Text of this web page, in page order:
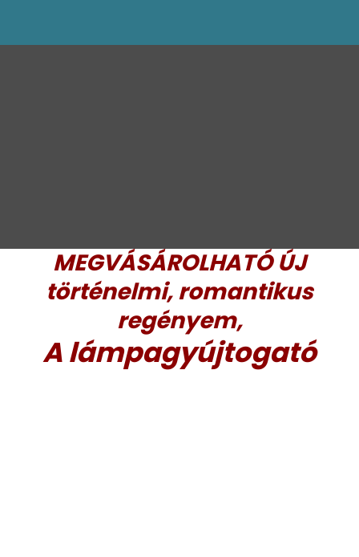
MEGVÁSÁROLHATÓ ÚJ
történelmi, romantikus
regényem,
A lámpagyújtogató